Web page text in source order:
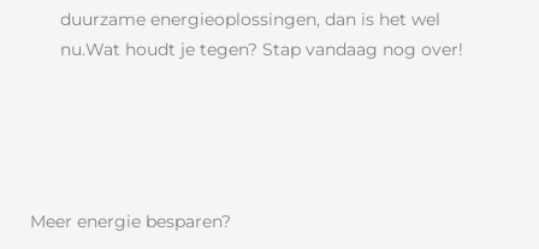
duurzame energieoplossingen, dan is het wel
nu.Wat houdt je tegen? Stap vandaag nog over!
Meer energie besparen?